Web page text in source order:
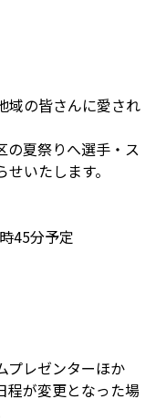
域の皆さんに愛され
の夏祭りへ選手・ス
いたします。
45分予定
プレゼンターほか
程が変更となった場